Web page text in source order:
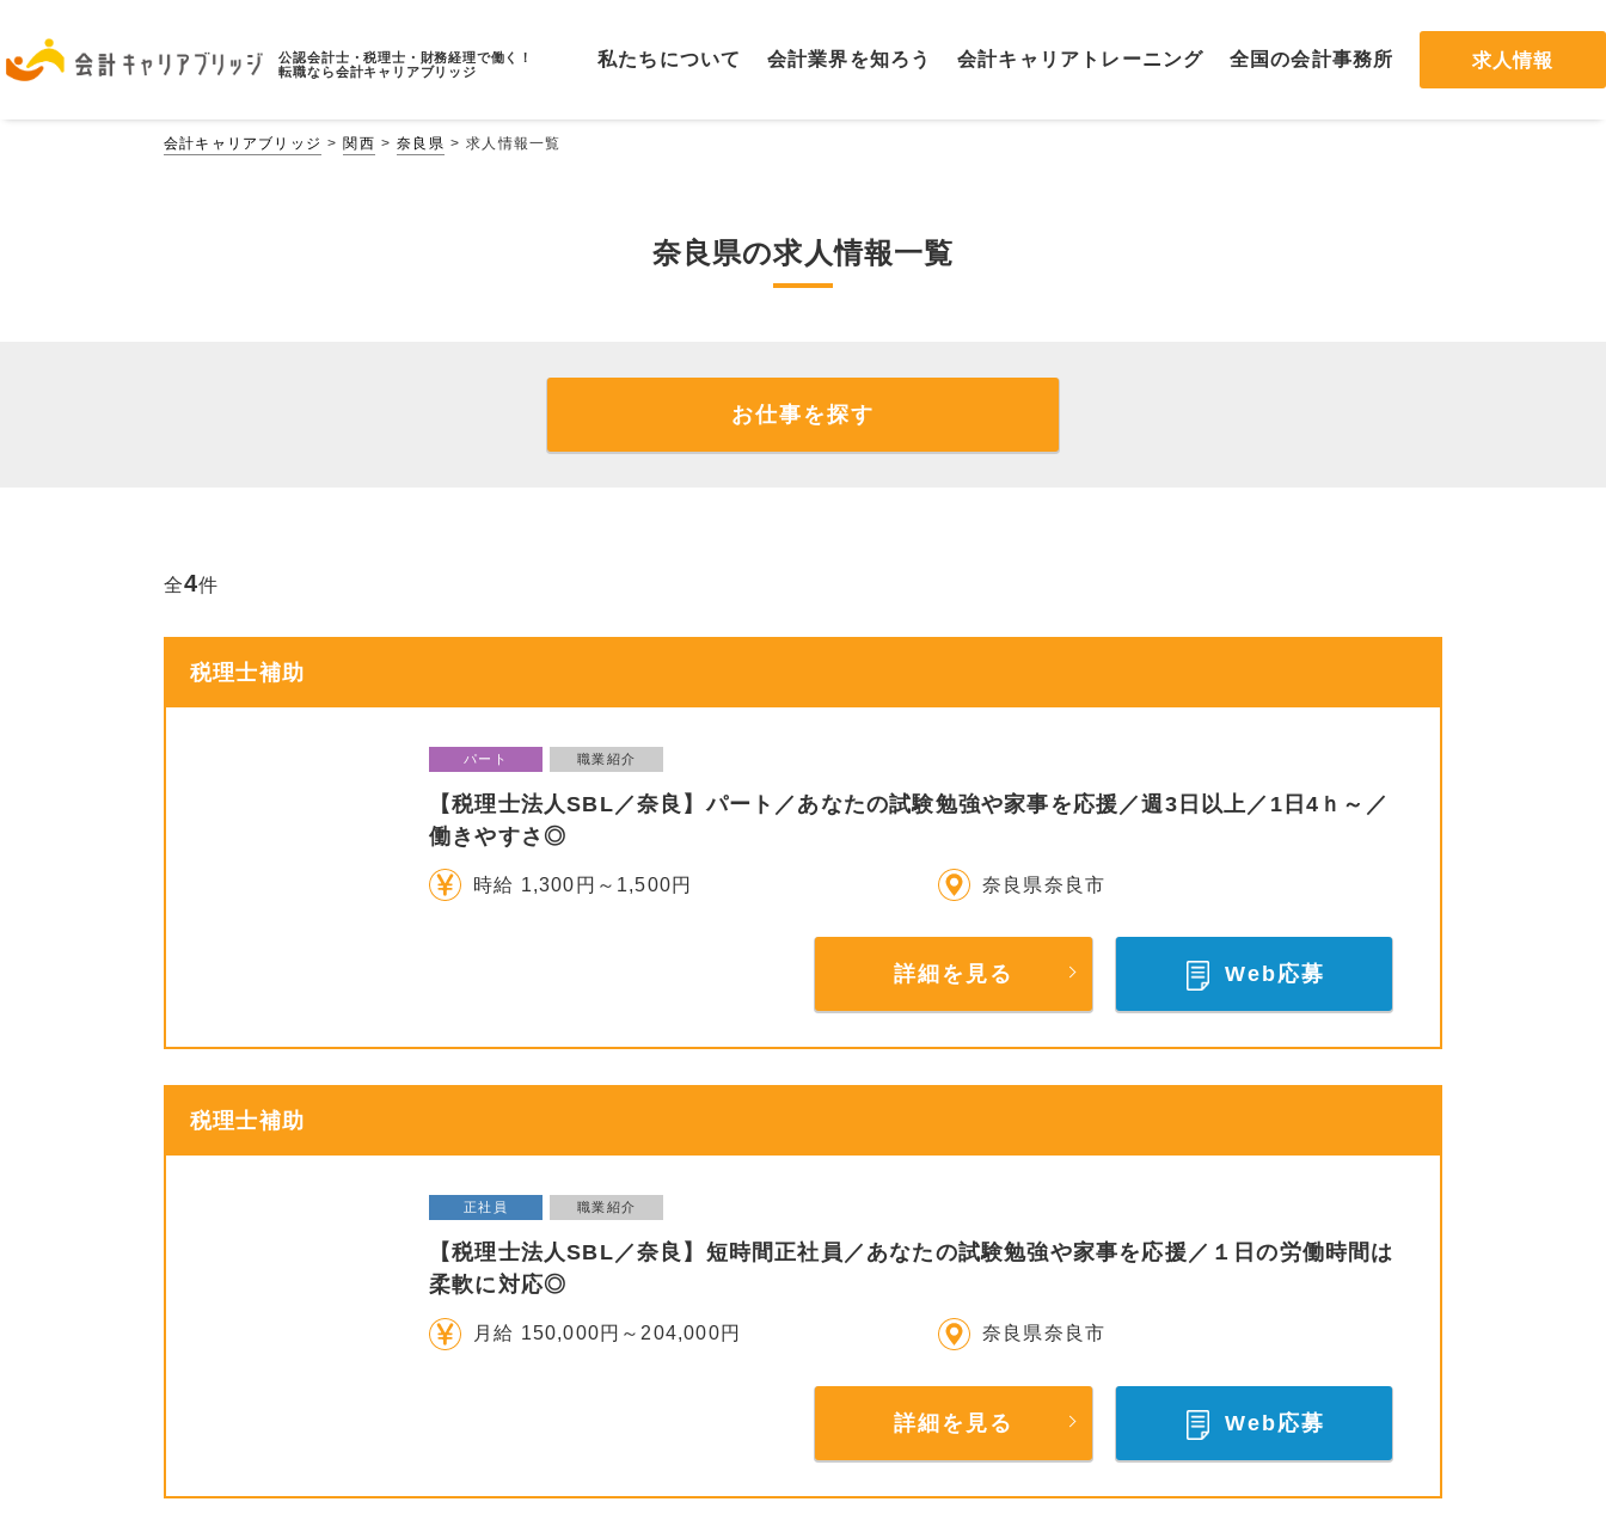
公認会計士・税理士・財務経理で働く！
転職なら会計キャリアブリッジ
私たちについて 会計業界を知ろう 会計キャリア トレーニング 全国の会計事務所 求人情報
会計キャリアブリッジ 関西 奈良県 求人情報一覧
奈良県の求人情報一覧
お仕事を探す
全4件
税理士補助
パート 職業紹介
【税理士法人SBL／奈良】パート／あなたの試験勉強や家事を応援／週3日以上／1日4ｈ～／
働きやすさ◎
時給 1,300円～1,500円 奈良県奈良市
詳細を見る Web応募
税理士補助
正社員 職業紹介
【税理士法人SBL／奈良】短時間正社員／あなたの試験勉強や家事を応援／１日の労働時間は
柔軟に対応◎
月給 150,000円～204,000円 奈良県奈良市
詳細を見る Web応募